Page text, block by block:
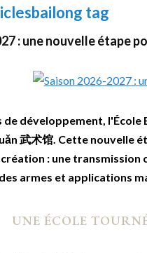
tag
: une nouvelle étape
de développement, l'École
武术馆. Cette
: une
armes et applications
UNE ÉCOLE